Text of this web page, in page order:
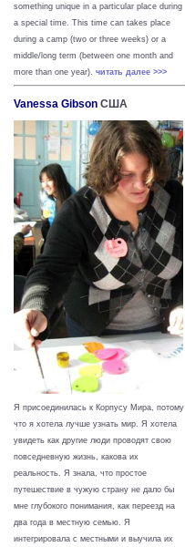
something unique in a particular place during
a special time. This time can takes place
during a camp (two or three weeks) or a
middle/long term (between one month and
more than one year). читать далее >>>
Vanessa Gibson США
Я присоединилась к Корпусу Мира, потому
что я хотела лучше узнать мир. Я хотела
увидеть как другие люди проводят свою
повседневную жизнь, какова их
реальность. Я знала, что простое
путешествие в чужую страну не дало бы
мне глубокого понимания, как переезд на
два года в местную семью. Я
интегрировала с местными и выучила их